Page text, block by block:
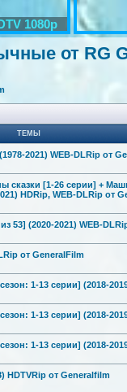
1080p
от RG
ТЕМЫ
2021) WEB-DLRip от
сказки [1-26 серии] +
HDRip, WEB-DLRip от
53] (2020-2021) WEB-
от GeneralFilm
1-13 серии] (2018-
1-13 серии] (2018-
1-13 серии] (2018-
HDTVRip от Generalfilm